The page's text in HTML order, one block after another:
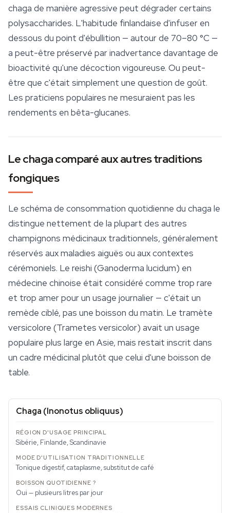
chaga de manière agressive peut dégrader certains
polysaccharides. L'habitude finlandaise d'infuser en
dessous du point d'ébullition — autour de 70–80 °C —
a peut-être préservé par inadvertance davantage de
bioactivité qu'une décoction vigoureuse. Ou peut-
être que c'était simplement une question de goût.
Les praticiens populaires ne mesuraient pas les
rendements en bêta-glucanes.
Le chaga comparé aux autres traditions
fongiques
Le schéma de consommation quotidienne du chaga le
distingue nettement de la plupart des autres
champignons médicinaux traditionnels, généralement
réservés aux maladies aiguës ou aux contextes
cérémoniels. Le reishi (Ganoderma lucidum) en
médecine chinoise était considéré comme trop rare
et trop amer pour un usage journalier — c'était un
remède ciblé, pas une boisson du matin. Le tramète
versicolore (Trametes versicolor) avait un usage
populaire plus large en Asie, mais restait inscrit dans
un cadre médicinal plutôt que celui d'une boisson de
table.
Chaga (Inonotus obliquus)
Sibérie, Finlande, Scandinavie
Tonique digestif, cataplasme, substitut de café
Oui — plusieurs litres par jour